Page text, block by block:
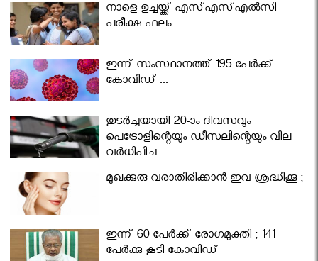
നാളെ ഉച്ചയ്ക്ക് എസ്എസ്എല്‍സി
പരീക്ഷ ഫലം
ഇന്ന് സംസ്ഥാനത്ത് 195 പേര്‍ക്ക്
കോവിഡ് ...
തുടർച്ചയായി 20-ാം ദിവസവും
പെട്രോളിന്റെയും ഡീസലിന്റെയും വില
വര്‍ധിപ്പിച്ചു
മുഖക്കുരു വരാതിരിക്കാന്‍ ഇവ ശ്രദ്ധിക്കൂ ;
ഇന്ന് 60 പേർക്ക് രോഗമുക്തി ; 141
പേര്‍ക്കു കൂടി കോവിഡ്